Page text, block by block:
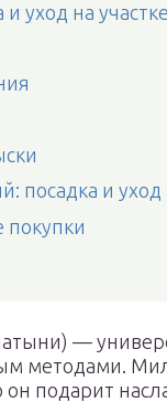
уход на участке
посадка и
покупки
—
методами.
он подарит